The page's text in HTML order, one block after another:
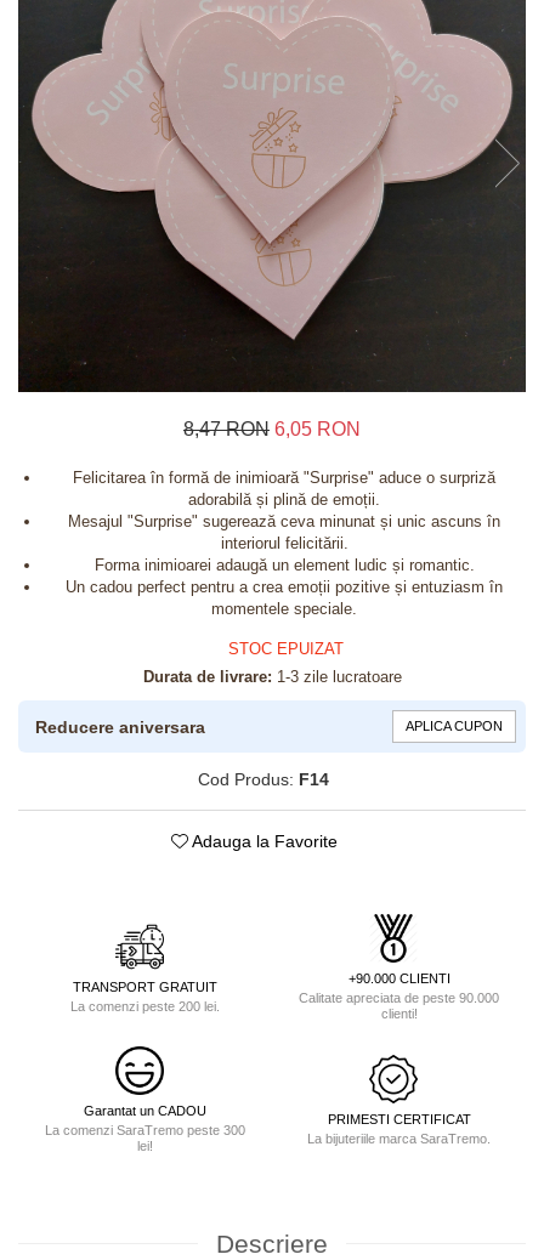
Lanturi
Bratari
Talismane
Verighete
Bijuterii din argint placate cu aur 24K
8,47 RON 6,05 RON
Felicitarea în formă de inimioară "Surprise" aduce o surpriză
adorabilă și plină de emoții.
Mesajul "Surprise" sugerează ceva minunat și unic ascuns în
interiorul felicitării.
Forma inimioarei adaugă un element ludic și romantic.
Un cadou perfect pentru a crea emoții pozitive și entuziasm în
momentele speciale.
STOC EPUIZAT
Durata de livrare: 1-3 zile lucratoare
Reducere aniversara APLICA CUPON
Cod Produs: F14
Adauga la Favorite
TRANSPORT GRATUIT
La comenzi peste 200 lei.
+90.000 CLIENTI
Calitate apreciata de peste 90.000
clienti!
Garantat un CADOU
La comenzi SaraTremo peste 300
lei!
PRIMESTI CERTIFICAT
La bijuteriile marca SaraTremo.
Descriere